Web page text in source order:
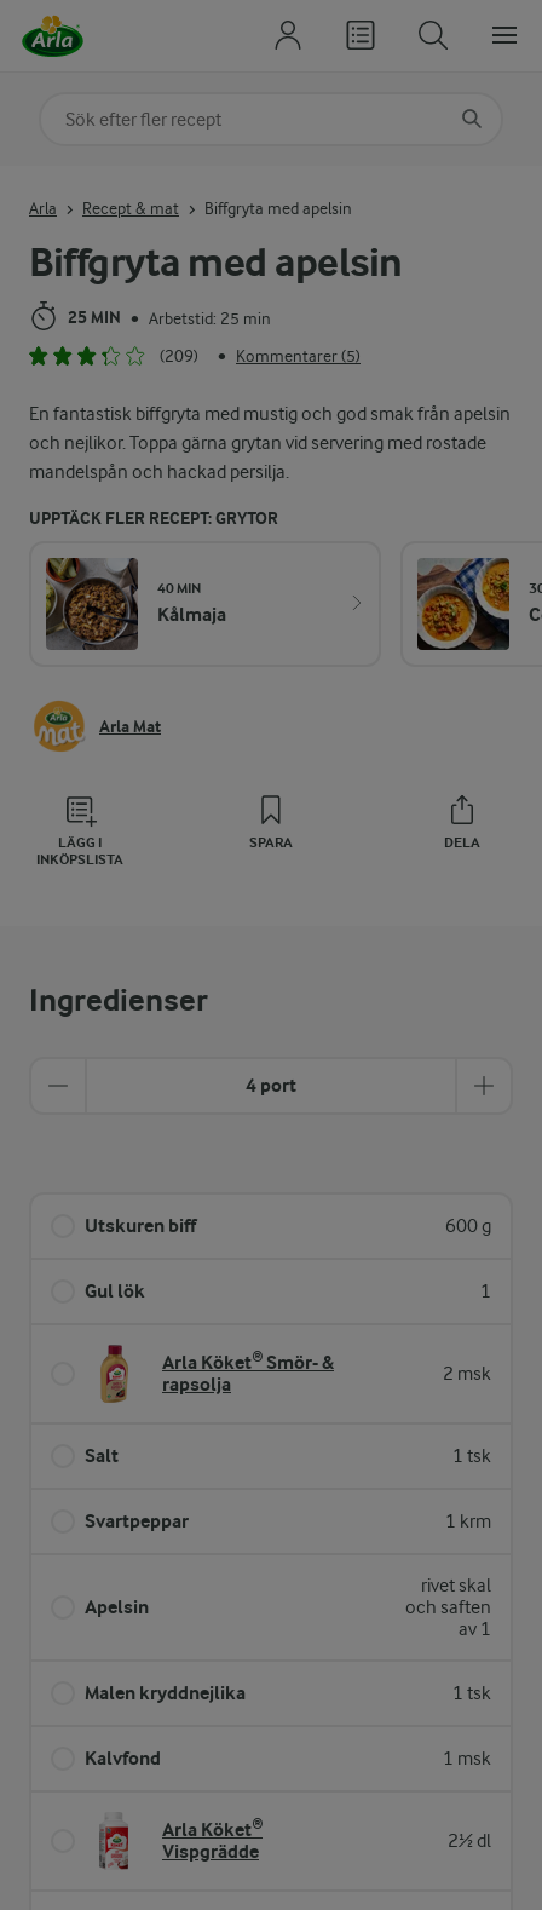
Biffgryta med apelsin
25 MIN • Arbetstid: 25 min
(209)
• Kommentarer (5)
En fantastisk biffgryta med mustig och god smak från apelsin
och nejlikor. Toppa gärna grytan vid servering med rostade
mandelspån och hackad persilja.
UPPTÄCK FLER RECEPT: GRYTOR
40 MIN
Kålmaja
Arla Mat
LÄGG I
INKÖPSLISTA
SPARA DELA
Arla Recept & mat Biffgryta med apelsin
Ingredienser
4 port
Utskuren biff 600 g
Gul lök 1
Arla Köket® Smör- &
rapsolja
2 msk
Salt 1 tsk
Svartpeppar 1 krm
Apelsin
rivet skal
och saften
av 1
Malen kryddnejlika 1 tsk
Kalvfond 1 msk
Arla Köket®
Vispgrädde
2½ dl
Sök på kategori eller ingrediens